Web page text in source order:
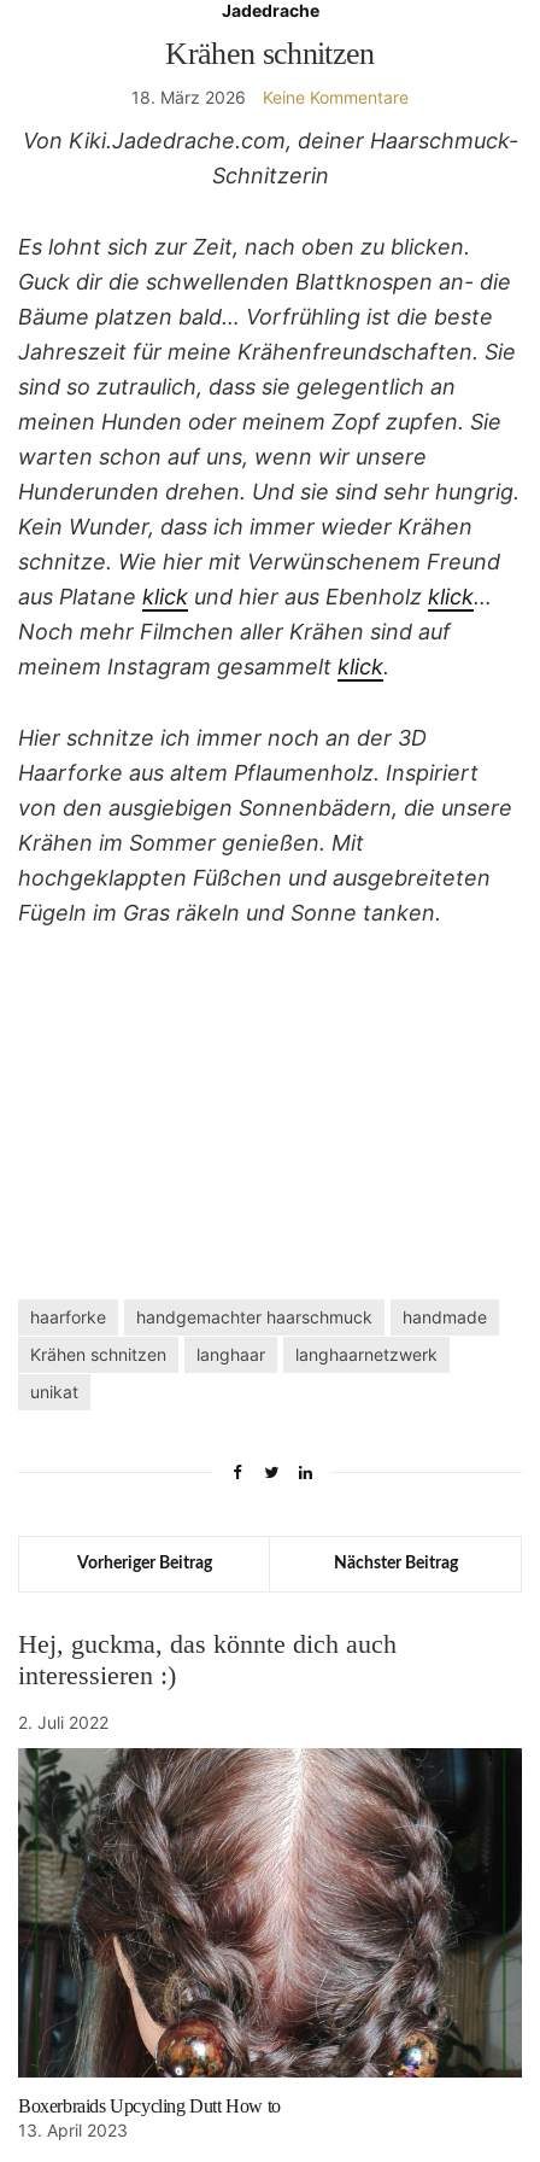
Jadedrache
Krähen schnitzen
18. März 2026 Keine Kommentare
Von Kiki.Jadedrache.com, deiner Haarschmuck-
Schnitzerin
Es lohnt sich zur Zeit, nach oben zu blicken.
Guck dir die schwellenden Blattknospen an- die
Bäume platzen bald… Vorfrühling ist die beste
Jahreszeit für meine Krähenfreundschaften. Sie
sind so zutraulich, dass sie gelegentlich an
meinen Hunden oder meinem Zopf zupfen. Sie
warten schon auf uns, wenn wir unsere
Hunderunden drehen. Und sie sind sehr hungrig.
Kein Wunder, dass ich immer wieder Krähen
schnitze. Wie hier mit Verwünschenem Freund
aus Platane klick und hier aus Ebenholz klick…
Noch mehr Filmchen aller Krähen sind auf
meinem Instagram gesammelt klick.
Hier schnitze ich immer noch an der 3D
Haarforke aus altem Pflaumenholz. Inspiriert
von den ausgiebigen Sonnenbädern, die unsere
Krähen im Sommer genießen. Mit
hochgeklappten Füßchen und ausgebreiteten
Fügeln im Gras räkeln und Sonne tanken.
haarforke handgemachter haarschmuck
handmade
Krähen schnitzen
langhaar
langhaarnetzwerk
unikat
Vorheriger Beitrag Nächster Beitrag
Hej, guckma, das könnte dich auch
interessieren :)
2. Juli 2022
Boxerbraids Upcycling Dutt How to
13. April 2023